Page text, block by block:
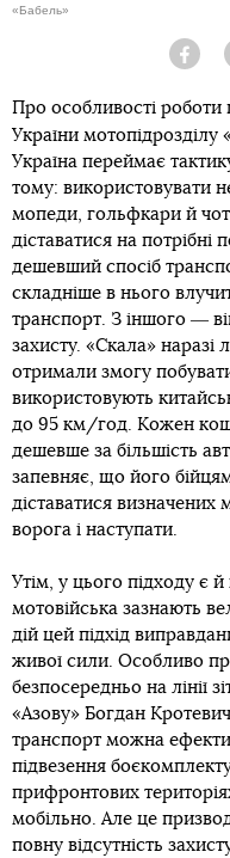
«Бабель»
Про особливості
України мотопідрозділу
Україна переймає
тому: використовувати
мопеди, гольфкари й
діставатися на потрібні
дешевший спосіб
складніше в нього
транспорт. З іншого ―
захисту. «Скала» наразі
отримали змогу
використовують
до 95 км/год. Кожен
дешевше за більшість
запевняє, що його
діставатися визначених
ворога і наступати.
Утім, у цього підходу є
мотовійська зазнають
дій цей підхід
живої сили. Особливо
безпосередньо на лінії
«Азову» Богдан
транспорт можна
підвезення
прифронтових
мобільно. Але це
повну відсутність